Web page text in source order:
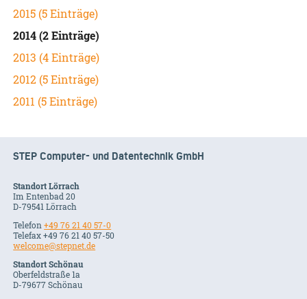
2015 (5 Einträge)
2014 (2 Einträge)
2013 (4 Einträge)
2012 (5 Einträge)
2011 (5 Einträge)
STEP Computer- und Datentechnik GmbH
Standort Lörrach
Im Entenbad 20
D-79541 Lörrach
Telefon+49 76 21 40 57-0
Telefax +49 76 21 40 57-50
welcome@stepnet.de
Standort Schönau
Oberfeldstraße 1a
D-79677 Schönau